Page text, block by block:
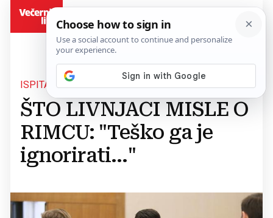
ISPITALI SMO
ŠTO LIVNJACI MISLE O
RIMCU: "Teško ga je
ignorirati..."